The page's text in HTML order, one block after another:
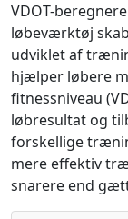
VDOT-
løbeværktøj
udviklet af
hjælper løbere
fitnessniveau
løbresultat og
forskellige
mere effektiv
snarere end